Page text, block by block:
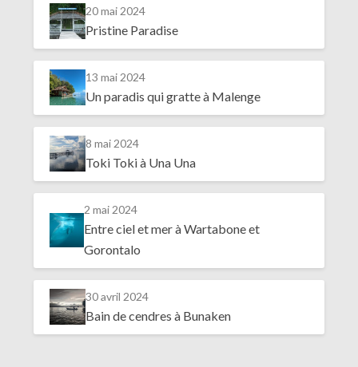
20 mai 2024
Pristine Paradise
13 mai 2024
Un paradis qui gratte à Malenge
8 mai 2024
Toki Toki à Una Una
2 mai 2024
Entre ciel et mer à Wartabone et
Gorontalo
30 avril 2024
Bain de cendres à Bunaken